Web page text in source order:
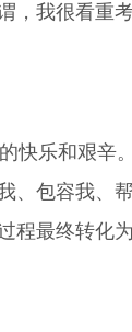
，我很看重考
快乐和艰辛
、包容我、
程最终转化